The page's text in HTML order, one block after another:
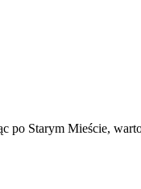
Starym Mieście,